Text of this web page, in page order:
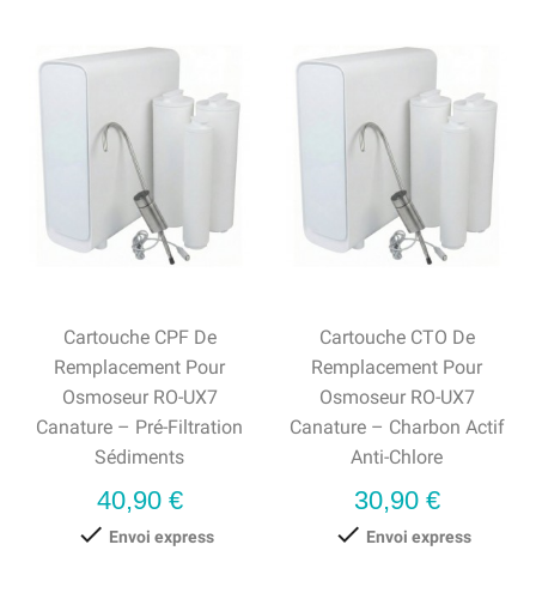
Cartouche CPF De
Remplacement Pour
Osmoseur RO-UX7
Canature – Pré-Filtration
Sédiments
Prix
40,90 €
 Envoi express
Cartouche CTO De
Remplacement Pour
Osmoseur RO-UX7
Canature – Charbon Actif
Anti-Chlore
Prix
30,90 €
 Envoi express